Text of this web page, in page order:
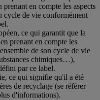
en compte les aspects
cycle de vie conformément
ce qui garantit que la
prenant en compte les
de son cycle de vie
chimiques…),
par ce label.
ce qui signifie qu'il a été
de recyclage (se référer
d'informations).